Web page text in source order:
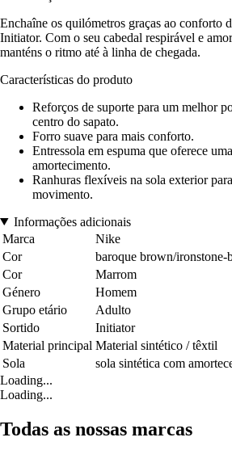
Enchaîne os quilómetros graças ao conforto
Initiator. Com o seu cabedal respirável e
manténs o ritmo até à linha de chegada.
Características do produto
Reforços de suporte para um melhor
centro do sapato.
Forro suave para mais conforto.
Entressola em espuma que oferece
amortecimento.
Ranhuras flexíveis na sola exterior
movimento.
Informações adicionais
Marca
Nike
Cor
baroque brown/ironstone-
Cor
Marrom
Género
Homem
Grupo etário
Adulto
Sortido
Initiator
Material principal Material sintético / têxtil
Sola
sola sintética com
Loading...
Loading...
Todas as nossas marcas